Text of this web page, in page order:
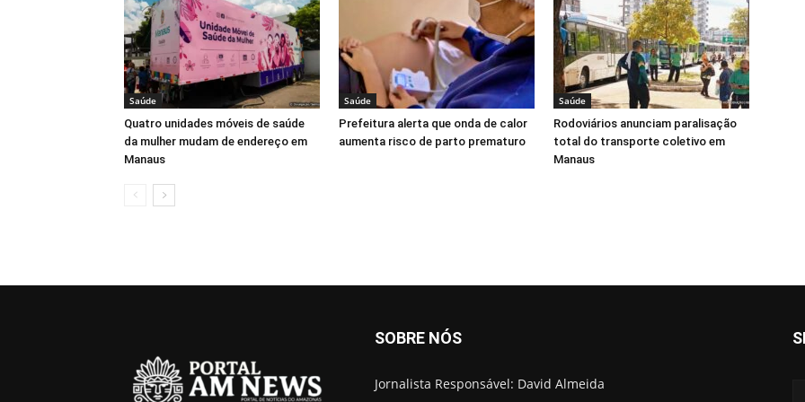
Saúde
Quatro unidades móveis de saúde
da mulher mudam de endereço em
Manaus
Saúde
Prefeitura alerta que onda de calor
aumenta risco de parto prematuro
Saúde
Rodoviários anunciam paralisação
total do transporte coletivo em
Manaus
SOBRE NÓS
Jornalista Responsável: David Almeida